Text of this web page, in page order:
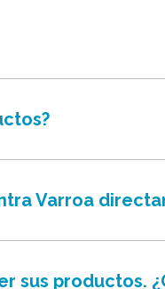
Varroa
sus productos.